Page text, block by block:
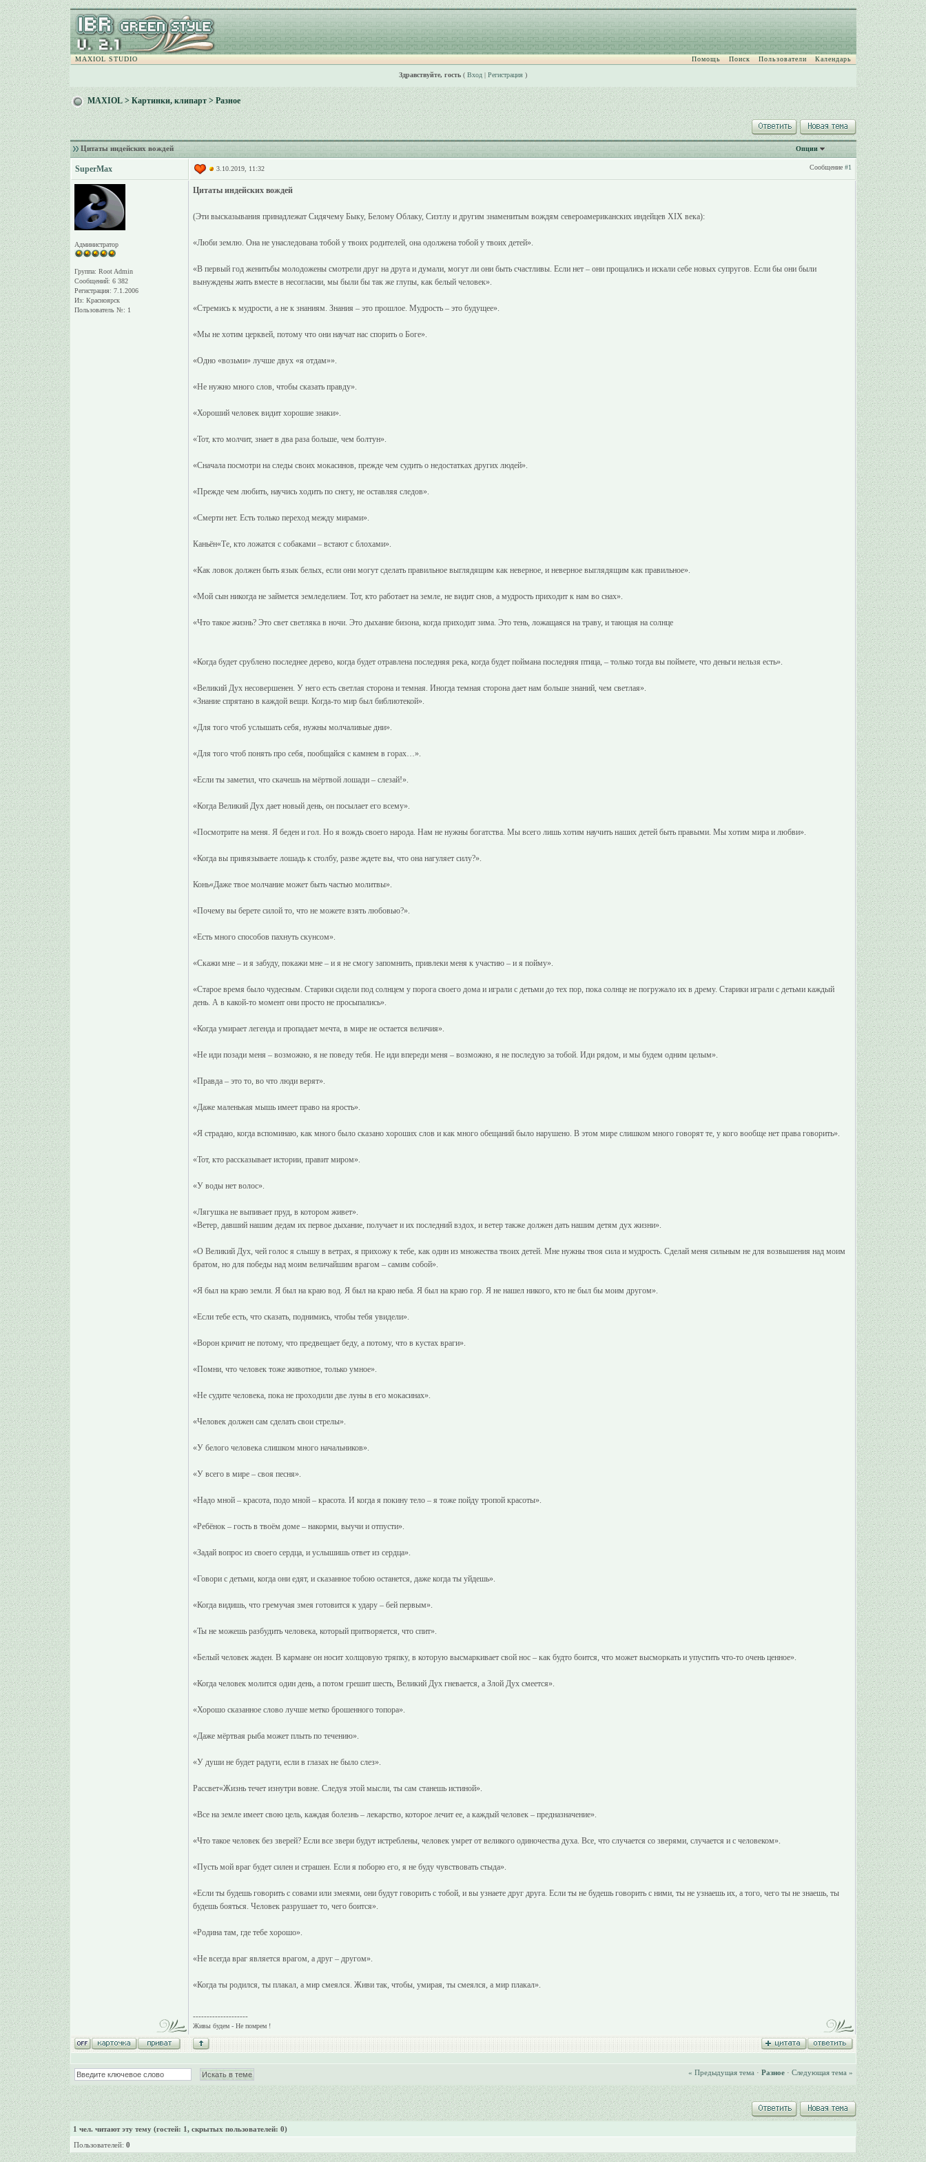
MAXIOL STUDIO Помощь Поиск Пользователи Календарь
Здравствуйте, гость( Вход| Регистрация)
MAXIOL>Картинки, клипарт>Разное
Цитаты индейских вождей Опции
SuperMax 3.10.2019, 11:32 Сообщение #1
Администратор
Группа: Root Admin
Сообщений: 6 382
Регистрация: 7.1.2006
Из: Красноярск
Пользователь №: 1
Цитаты индейских вождей
(Эти высказывания принадлежат Сидячему Быку, Белому Облаку, Сизтлу и другим знаменитым вождям североамериканских индейцев XIX века):
«Люби землю. Она не унаследована тобой у твоих родителей, она одолжена тобой у твоих детей».
«В первый год женитьбы молодожены смотрели друг на друга и думали, могут ли они быть счастливы. Если нет – они прощались и искали себе новых супругов. Если бы они были
вынуждены жить вместе в несогласии, мы были бы так же глупы, как белый человек».
«Стремись к мудрости, а не к знаниям. Знания – это прошлое. Мудрость – это будущее».
«Мы не хотим церквей, потому что они научат нас спорить о Боге».
«Одно «возьми» лучше двух «я отдам»».
«Не нужно много слов, чтобы сказать правду».
«Хороший человек видит хорошие знаки».
«Тот, кто молчит, знает в два раза больше, чем болтун».
«Сначала посмотри на следы своих мокасинов, прежде чем судить о недостатках других людей».
«Прежде чем любить, научись ходить по снегу, не оставляя следов».
«Смерти нет. Есть только переход между мирами».
Каньён«Те, кто ложатся с собаками – встают с блохами».
«Как ловок должен быть язык белых, если они могут сделать правильное выглядящим как неверное, и неверное выглядящим как правильное».
«Мой сын никогда не займется земледелием. Тот, кто работает на земле, не видит снов, а мудрость приходит к нам во снах».
«Что такое жизнь? Это свет светляка в ночи. Это дыхание бизона, когда приходит зима. Это тень, ложащаяся на траву, и тающая на солнце
«Когда будет срублено последнее дерево, когда будет отравлена последняя река, когда будет поймана последняя птица, – только тогда вы поймете, что деньги нельзя есть».
«Великий Дух несовершенен. У него есть светлая сторона и темная. Иногда темная сторона дает нам больше знаний, чем светлая».
«Знание спрятано в каждой вещи. Когда-то мир был библиотекой».
«Для того чтоб услышать себя, нужны молчаливые дни».
«Для того чтоб понять про себя, пообщайся с камнем в горах…».
«Если ты заметил, что скачешь на мёртвой лошади – слезай!».
«Когда Великий Дух дает новый день, он посылает его всему».
«Посмотрите на меня. Я беден и гол. Но я вождь своего народа. Нам не нужны богатства. Мы всего лишь хотим научить наших детей быть правыми. Мы хотим мира и любви».
«Когда вы привязываете лошадь к столбу, разве ждете вы, что она нагуляет силу?».
Конь«Даже твое молчание может быть частью молитвы».
«Почему вы берете силой то, что не можете взять любовью?».
«Есть много способов пахнуть скунсом».
«Скажи мне – и я забуду, покажи мне – и я не смогу запомнить, привлеки меня к участию – и я пойму».
«Старое время было чудесным. Старики сидели под солнцем у порога своего дома и играли с детьми до тех пор, пока солнце не погружало их в дрему. Старики играли с детьми каждый
день. А в какой-то момент они просто не просыпались».
«Когда умирает легенда и пропадает мечта, в мире не остается величия».
«Не иди позади меня – возможно, я не поведу тебя. Не иди впереди меня – возможно, я не последую за тобой. Иди рядом, и мы будем одним целым».
«Правда – это то, во что люди верят».
«Даже маленькая мышь имеет право на ярость».
«Я страдаю, когда вспоминаю, как много было сказано хороших слов и как много обещаний было нарушено. В этом мире слишком много говорят те, у кого вообще нет права говорить».
«Тот, кто рассказывает истории, правит миром».
«У воды нет волос».
«Лягушка не выпивает пруд, в котором живет».
«Ветер, давший нашим дедам их первое дыхание, получает и их последний вздох, и ветер также должен дать нашим детям дух жизни».
«О Великий Дух, чей голос я слышу в ветрах, я прихожу к тебе, как один из множества твоих детей. Мне нужны твоя сила и мудрость. Сделай меня сильным не для возвышения над моим
братом, но для победы над моим величайшим врагом – самим собой».
«Я был на краю земли. Я был на краю вод. Я был на краю неба. Я был на краю гор. Я не нашел никого, кто не был бы моим другом».
«Если тебе есть, что сказать, поднимись, чтобы тебя увидели».
«Ворон кричит не потому, что предвещает беду, а потому, что в кустах враги».
«Помни, что человек тоже животное, только умное».
«Не судите человека, пока не проходили две луны в его мокасинах».
«Человек должен сам сделать свои стрелы».
«У белого человека слишком много начальников».
«У всего в мире – своя песня».
«Надо мной – красота, подо мной – красота. И когда я покину тело – я тоже пойду тропой красоты».
«Ребёнок – гость в твоём доме – накорми, выучи и отпусти».
«Задай вопрос из своего сердца, и услышишь ответ из сердца».
«Говори с детьми, когда они едят, и сказанное тобою останется, даже когда ты уйдешь».
«Когда видишь, что гремучая змея готовится к удару – бей первым».
«Ты не можешь разбудить человека, который притворяется, что спит».
«Белый человек жаден. В кармане он носит холщовую тряпку, в которую высмаркивает свой нос – как будто боится, что может высморкать и упустить что-то очень ценное».
«Когда человек молится один день, а потом грешит шесть, Великий Дух гневается, а Злой Дух смеется».
«Хорошо сказанное слово лучше метко брошенного топора».
«Даже мёртвая рыба может плыть по течению».
«У души не будет радуги, если в глазах не было слез».
Рассвет«Жизнь течет изнутри вовне. Следуя этой мысли, ты сам станешь истиной».
«Все на земле имеет свою цель, каждая болезнь – лекарство, которое лечит ее, а каждый человек – предназначение».
«Что такое человек без зверей? Если все звери будут истреблены, человек умрет от великого одиночества духа. Все, что случается со зверями, случается и с человеком».
«Пусть мой враг будет силен и страшен. Если я поборю его, я не буду чувствовать стыда».
«Если ты будешь говорить с совами или змеями, они будут говорить с тобой, и вы узнаете друг друга. Если ты не будешь говорить с ними, ты не узнаешь их, а того, чего ты не знаешь, ты
будешь бояться. Человек разрушает то, чего боится».
«Родина там, где тебе хорошо».
«Не всегда враг является врагом, а друг – другом».
«Когда ты родился, ты плакал, а мир смеялся. Живи так, чтобы, умирая, ты смеялся, а мир плакал».
--------------------
Живы будем - Не помрем !
« Предыдущая тема ·Разное ·Следующая тема »
1 чел. читают эту тему (гостей: 1, скрытых пользователей: 0)
Пользователей: 0